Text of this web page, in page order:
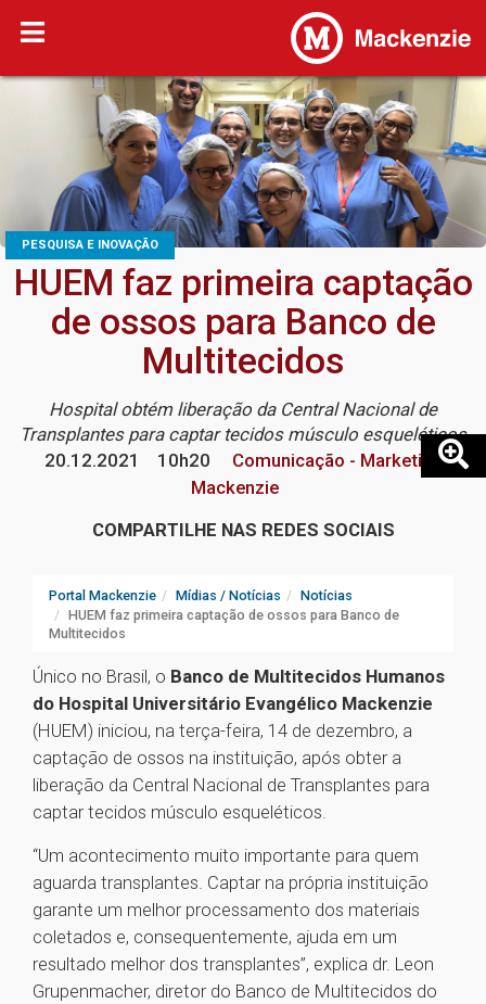
PESQUISA E INOVAÇÃO
HUEM faz primeira captação
de ossos para Banco de
Multitecidos
Hospital obtém liberação da Central Nacional de
Transplantes para captar tecidos músculo esqueléticos
20.12.2021
10h20
Comunicação - Marketing
Mackenzie
COMPARTILHE NAS REDES SOCIAIS
Portal Mackenzie Mídias / Notícias
Notícias
HUEM faz primeira captação de ossos para Banco de
Multitecidos
Único no Brasil, o Banco de Multitecidos Humanos
do Hospital Universitário Evangélico Mackenzie
(HUEM) iniciou, na terça-feira, 14 de dezembro, a
captação de ossos na instituição, após obter a
liberação da Central Nacional de Transplantes para
captar tecidos músculo esqueléticos.
“Um acontecimento muito importante para quem
aguarda transplantes. Captar na própria instituição
garante um melhor processamento dos materiais
coletados e, consequentemente, ajuda em um
resultado melhor dos transplantes”, explica dr. Leon
Grupenmacher, diretor do Banco de Multitecidos do